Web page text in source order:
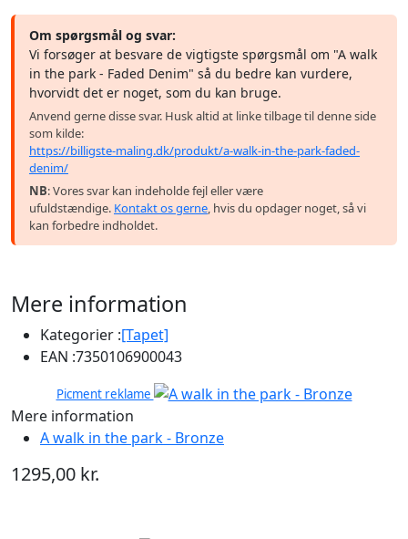
Om spørgsmål og svar:
Vi forsøger at besvare de vigtigste spørgsmål om "A walk
in the park - Faded Denim" så du bedre kan vurdere,
hvorvidt det er noget, som du kan bruge.
Anvend gerne disse svar. Husk altid at linke tilbage til denne side
som kilde:
https://billigste-maling.dk/produkt/a-walk-in-the-park-faded-
denim/
NB: Vores svar kan indeholde fejl eller være
ufuldstændige. Kontakt os gerne, hvis du opdager noget, så vi
kan forbedre indholdet.
Mere information
Kategorier :[Tapet]
EAN :7350106900043
Picment reklame
Mere information
A walk in the park - Bronze
1295,00 kr.